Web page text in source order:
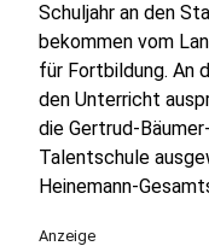
Schuljahr an den
bekommen vom
für Fortbildung. An
den Unterricht
die Gertrud-
Talentschule
Heinemann-
Anzeige